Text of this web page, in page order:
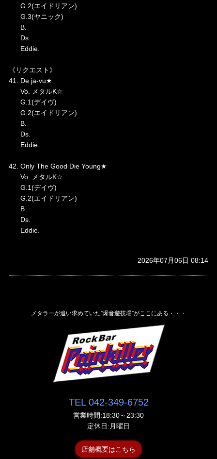
G.2(エイドリアン)
G.3(ヤニック)
B.
Ds.
Eddie.
《リクエスト》
41. De ja-vu★
Vo. メタルK☆
G.1(デイヴ)
G.2(エイドリアン)
B.
Ds.
Eddie.
42. Only The Good Die Young★
Vo. メタルK☆
G.1(デイヴ)
G.2(エイドリアン)
B.
Ds.
Eddie.
2026年07月06日 08:14
メタラーが追い求めていた”爆音遊技場”がここにある・・・
TEL 042-349-6752
営業時間:18:30～23:30
定休日:月曜日
店舗概要はこちら